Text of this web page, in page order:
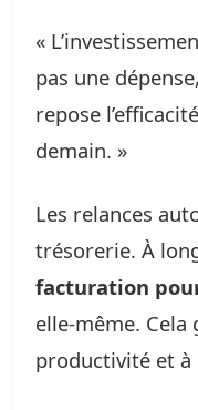
«
pas une
repose
demain. »
Les relances
trésorerie. À
facturation
elle-même. Cela
productivité et à